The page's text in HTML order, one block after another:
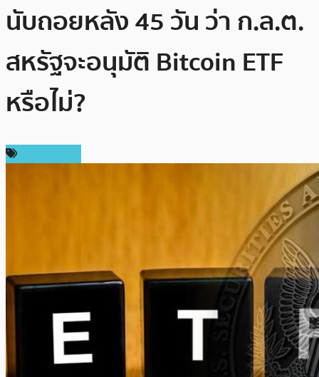
นับถอยหลัง 45 วัน ว่า ก.ล.ต.
สหรัฐจะอนุมัติ Bitcoin ETF
หรือไม่?